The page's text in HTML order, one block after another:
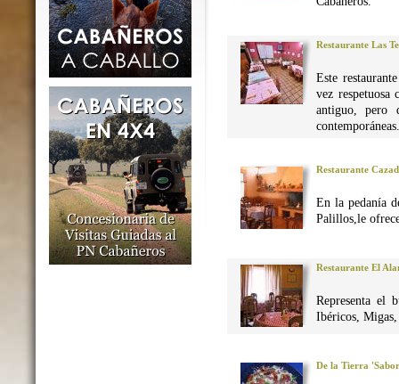
Restaurante Las
Este
vez
antiguo, pero
contemporáneas.
Restaurante
En la pedanía
Palillos,le
Restaurante El
Representa el
Ibéricos, Migas,
De la Tierra